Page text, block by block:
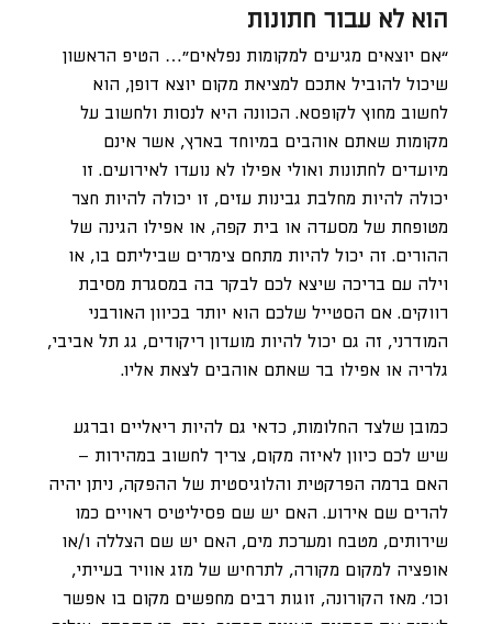
הוא לא עבור חתונות
“אם יוצאים מגיעים למקומות נפלאים”… הטיפ הראשון
שיכול להוביל אתכם למציאת מקום יוצא דופן, הוא
לחשוב מחוץ לקופסא. הכוונה היא לנסות ולחשוב על
מקומות שאתם אוהבים במיוחד בארץ, אשר אינם
מיועדים לחתונות ואולי אפילו לא נועדו לאירועים. זו
יכולה להיות מחלבת גבינות עזים, זו יכולה להיות חצר
מטופחת של מסעדה או בית קפה, או אפילו הגינה של
ההורים. זה יכול להיות מתחם צימרים שביליתם בו, או
וילה עם בריכה שיצא לכם לבקר בה במסגרת מסיבת
רווקים. אם הסטייל שלכם הוא יותר בכיוון האורבני
המודרני, זה גם יכול להיות מועדון ריקודים, גג תל אביבי,
גלריה או אפילו בר שאתם אוהבים לצאת אליו.
כמובן שלצד החלומות, כדאי גם להיות ריאליים וברגע
שיש לכם כיוון לאיזה מקום, צריך לחשוב במהירות –
האם ברמה הפרקטית והלוגיסטית של ההפקה, ניתן יהיה
להרים שם אירוע. האם יש שם פסיליטיס ראויים כמו
שירותים, מטבח ומערכת מים, האם יש שם הצללה ו/או
אופציה למקום מקורה, לתרחיש של מזג אוויר בעייתי,
וכו’. מאז הקורונה, זוגות רבים מחפשים מקום בו אפשר